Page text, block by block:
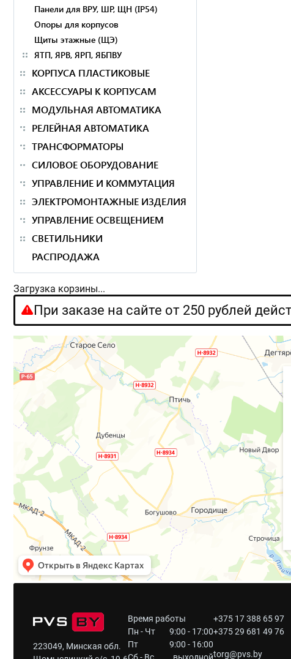
Панели для ВРУ, ШР, ЩН (IP54)
Опоры для корпусов
Щиты этажные (ЩЭ)
ЯТП, ЯРВ, ЯРП, ЯБПВУ
КОРПУСА ПЛАСТИКОВЫЕ
АКСЕССУАРЫ К КОРПУСАМ
МОДУЛЬНАЯ АВТОМАТИКА
РЕЛЕЙНАЯ АВТОМАТИКА
ТРАНСФОРМАТОРЫ
СИЛОВОЕ ОБОРУДОВАНИЕ
УПРАВЛЕНИЕ И КОММУТАЦИЯ
ЭЛЕКТРОМОНТАЖНЫЕ ИЗДЕЛИЯ
УПРАВЛЕНИЕ ОСВЕЩЕНИЕМ
СВЕТИЛЬНИКИ
РАСПРОДАЖА
Загрузка корзины...
При заказе на сайте от 250 рублей
223049, Минская обл.
Время работы
Пн - Чт
9:00 - 17:00
Пт
9:00 - 16:00
Сб - Вс
выходной
+375 17 388 65 97
+375 29 681 49 76
torg@pvs.by